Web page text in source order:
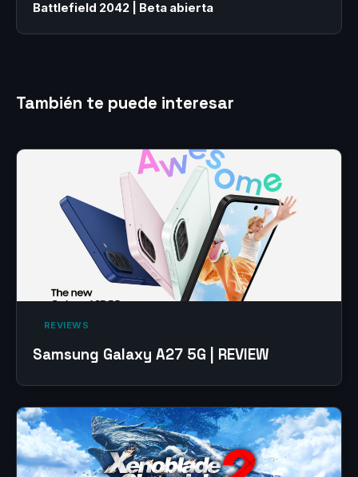
Battlefield 2042 | Beta abierta
También te puede interesar
‎ REVIEWS‎
Samsung Galaxy A27 5G | REVIEW